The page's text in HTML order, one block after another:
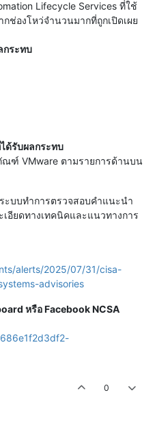
Lifecycle Services ที่ใช้
ช่องโหว่จำนวนมากที่ถูกเปิดเผย
ระทบ
ด้รับผลกระทบ
ฑ์ VMware ตามรายการด้านบน
ะบบทำการตรวจสอบคำแนะนำ
อียดทางเทคนิคและแนวทางการ
alerts/2025/07/31/cisa-
advisories
หรือ Facebook NCSA
0